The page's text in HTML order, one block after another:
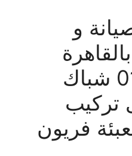
و
01555987871 شباك
تركيب
فريون